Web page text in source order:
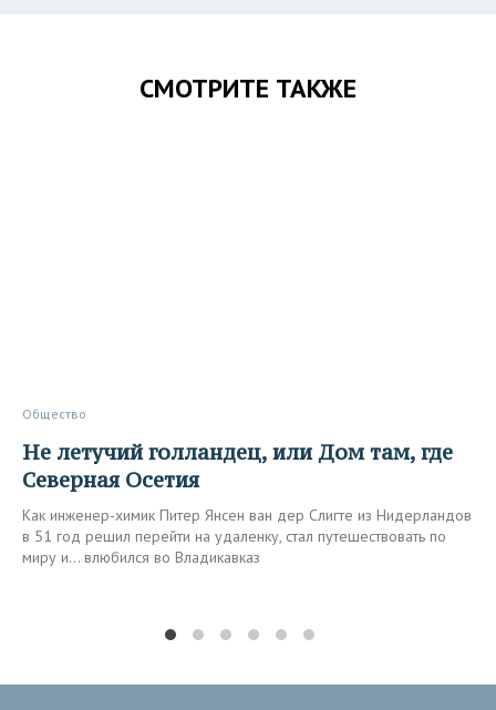
СМОТРИТЕ ТАКЖЕ
Общество
Не летучий голландец, или Дом там, где
Северная Осетия
Как инженер-химик Питер Янсен ван дер Слигте из Нидерландов
в 51 год решил перейти на удаленку, стал путешествовать по
миру и… влюбился во Владикавказ